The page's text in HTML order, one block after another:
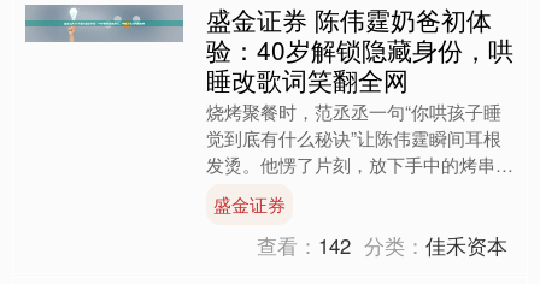
盛金证券 陈伟霆奶爸初体
验：40岁解锁隐藏身份，哄
睡改歌词笑翻全网
烧烤聚餐时，范丞丞一句“你哄孩子睡
觉到底有什么秘诀”让陈伟霆瞬间耳根
发烫。他愣了片刻，放下手中的烤串低
声解释：“我把《LoveU2》剪成五个段
落，像音乐分级系统....
盛金证券
查看： 142 分类：佳禾资本